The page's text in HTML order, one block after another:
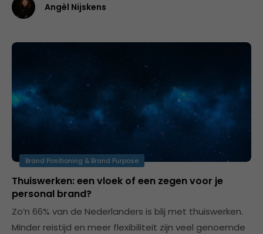
Angèl Nijskens
Brand Positioning & Brand Purpose
Thuiswerken: een vloek of een zegen voor je
personal brand?
Zo’n 66% van de Nederlanders is blij met thuiswerken.
Minder reistijd en meer flexibiliteit zijn veel genoemde